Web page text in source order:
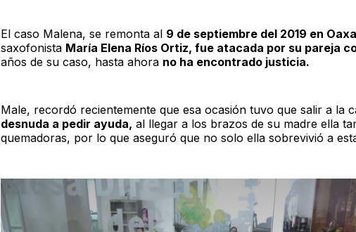
El caso Malena, se remonta al 9 de septiembre del 2019 en
saxofonista María Elena Ríos Ortiz, fue atacada por su pareja
años de su caso, hasta ahora no ha encontrado justicia.
Male, recordó recientemente que esa ocasión tuvo que salir a la
desnuda a pedir ayuda, al llegar a los brazos de su madre ella
quemadoras, por lo que aseguró que no solo ella sobrevivió a